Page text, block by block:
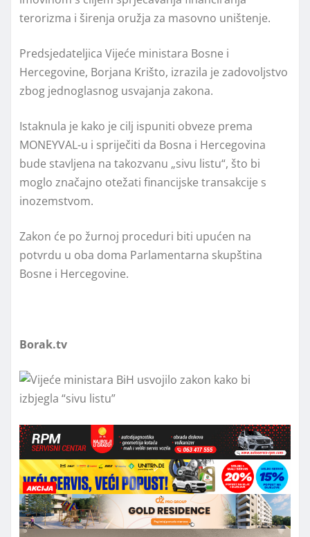
terorizma i širenja oružja za masovno uništenje.
Predsjedateljica Vijeće ministara Bosne i
Hercegovine, Borjana Krišto, izrazila je zadovoljstvo
zbog jednoglasnog usvajanja zakona.
Istaknula je kako je cilj ispuniti obveze prema
MONEYVAL-u i spriječiti da Bosna i Hercegovina
bude stavljena na takozvanu „sivu listu“, što bi
moglo značajno otežati financijske transakcije s
inozemstvom.
Zakon će po žurnoj proceduri biti upućen na
potvrdu u oba doma Parlamentarna skupština
Bosne i Hercegovine.
Borak.tv